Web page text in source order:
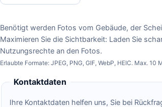
Benötigt werden Fotos vom Gebäude, der
Maximieren Sie die Sichtbarkeit: Laden Sie
Nutzungsrechte an den Fotos.
Erlaubte Formate: JPEG, PNG, GIF, WebP, HEIC. Max. 10
Kontaktdaten
Ihre Kontaktdaten helfen uns, Sie bei